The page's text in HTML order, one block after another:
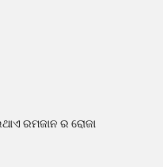
ରମଜାନ ର ରୋଜା